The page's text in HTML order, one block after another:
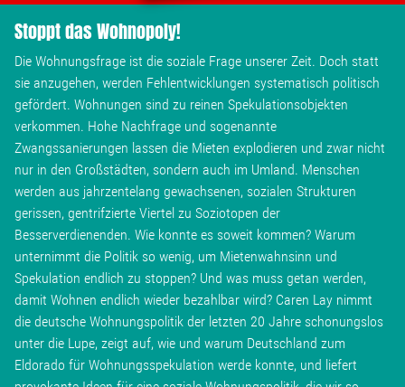
Wohnopoly
Das Buch
Leseprobe
Pressestimmen
Bestellen
Stoppt das Wohnopoly!
Die Wohnungsfrage ist die soziale Frage unserer Zeit. Doch statt
sie anzugehen, werden Fehlentwicklungen systematisch politisch
gefördert. Wohnungen sind zu reinen Spekulationsobjekten
verkommen. Hohe Nachfrage und sogenannte
Zwangssanierungen lassen die Mieten explodieren und zwar nicht
nur in den Großstädten, sondern auch im Umland. Menschen
werden aus jahrzentelang gewachsenen, sozialen Strukturen
gerissen, gentrifzierte Viertel zu Soziotopen der
Besserverdienenden. Wie konnte es soweit kommen? Warum
unternimmt die Politik so wenig, um Mietenwahnsinn und
Spekulation endlich zu stoppen? Und was muss getan werden,
damit Wohnen endlich wieder bezahlbar wird? Caren Lay nimmt
die deutsche Wohnungspolitik der letzten 20 Jahre schonungslos
unter die Lupe, zeigt auf, wie und warum Deutschland zum
Eldorado für Wohnungsspekulation werde konnte, und liefert